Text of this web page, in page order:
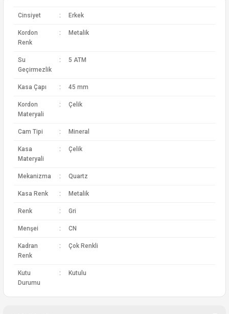
Cinsiyet : Erkek
Kordon
Renk
: Metalik
Su
Geçirmezlik
: 5 ATM
Kasa Çapı : 45 mm
Kordon
Materyali
: Çelik
Cam Tipi : Mineral
Kasa
Materyali
: Çelik
Mekanizma : Quartz
Kasa Renk : Metalik
Renk : Gri
Menşei : CN
Kadran
Renk
: Çok Renkli
Kutu
Durumu
: Kutulu